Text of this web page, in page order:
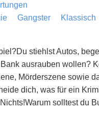
Gangster Klassisch
stiehlst Autos,
ausrauben wollen?
Mörderszene sowie
dich, was für ein
solltest du